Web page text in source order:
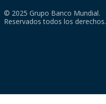
© 2025 Grupo Banco Mundial.
Reservados todos los derechos.